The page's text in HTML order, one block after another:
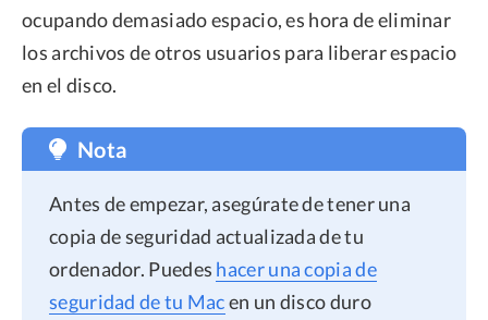
ocupando demasiado espacio, es hora de eliminar
los archivos de otros usuarios para liberar espacio
en el disco.
Nota
Antes de empezar, asegúrate de tener una
copia de seguridad actualizada de tu
ordenador. Puedes hacer una copia de
seguridad de tu Macen un disco duro